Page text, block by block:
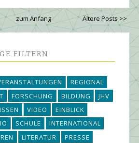
Ältere Posts >>
zum Anfang
FILTERN
REGIONAL
FORSCHUNG BILDUNG
JHV
VIDEO
EINBLICK
SCHULE
INTERNATIONAL
LITERATUR
PRESSE